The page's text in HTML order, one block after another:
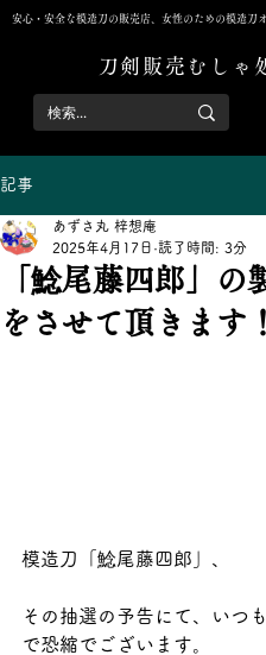
刀剣販売むしゃ
安心・安全な模造刀の販売店、女性のための模造刀
記事
「鯰尾藤四郎」の
をさせて頂きます！
あずさ丸 梓想庵
2025年4月17日 読了時間: 3分
模造刀「鯰尾藤四郎」、
その抽選の予告にて、いつ
で恐縮でございます。